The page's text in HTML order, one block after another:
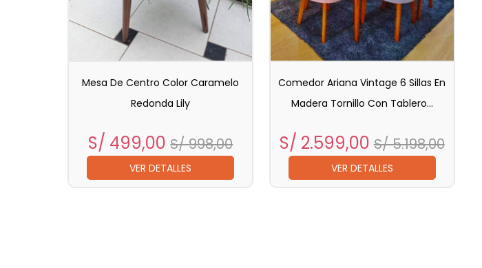
Mesa De Centro Color Caramelo
Redonda Lily
Precio
S/ 499,00 Precio
base
S/ 998,00
VER DETALLES
Comedor Ariana Vintage 6 Sillas En
Madera Tornillo Con Tablero...
Precio
S/ 2.599,00Precio
base
S/ 5.198,00
VER DETALLES